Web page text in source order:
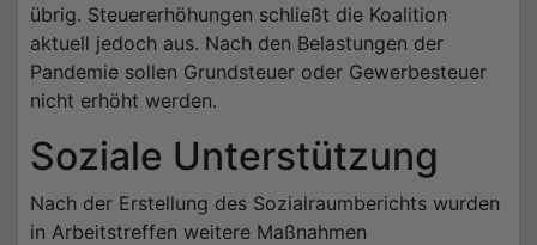
übrig. Steuererhöhungen schließt die Koalition
aktuell jedoch aus. Nach den Belastungen der
Pandemie sollen Grundsteuer oder Gewerbesteuer
nicht erhöht werden.
Soziale Unterstützung
Nach der Erstellung des Sozialraumberichts wurden
in Arbeitstreffen weitere Maßnahmen